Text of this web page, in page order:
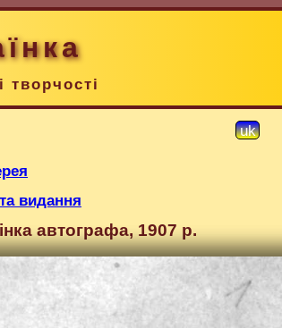
творчості
uk
видання
автографа, 1907 р.